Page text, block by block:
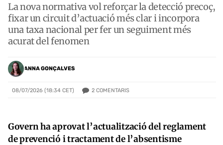
La nova normativa vol reforçar la detecció precoç,
fixar un circuit d’actuació més clar i incorpora
una taxa nacional per fer un seguiment més
acurat del fenomen
ANNA GONÇALVES
08/07/2026 (18:34 CET) 2 COMENTARIS
Govern ha aprovat l’actualització del reglament
de prevenció i tractament de l’absentisme